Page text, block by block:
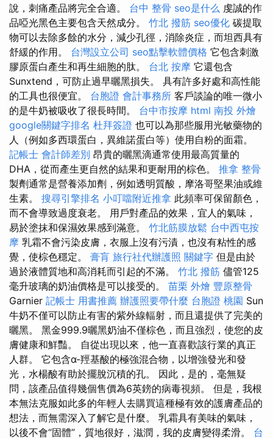
說，刺痛產品將完全合適。 台中 整骨 seo是什么 虔誠的作
品啞光黑色主要包含天然成分。 竹北 撥筋 seo優化 碳提取
物可以去除多餘的水分，減少孔徑，消除炎症，而坦西具有
舒緩的作用。 台灣設立公司 seo點擊軟體價格 它包含刺激
膠原蛋白產生和再生細胞的肽。 台北 按摩 它還包含
Sunxtend，可防止過早曬黑損失。 具有許多好處和高性能
的工具也很便宜。 台胞證 會計事務所 客戶談論的唯一微小
的是牛奶被吸收了很長時間。 台中市按摩 html 南投 外燴
google關鍵字排名 杜拜簽證 也可以為那些服用光敏藥物的
人（例如多西環蛋白，異維諾蛋白等）使用自粉的面霜。
記帳士 會計師差別 昂貴的曬黑滴通常使用最高質量的
DHA，從而產生更自然的結果和更耐用的棕色。 推拿 整骨
製劑通常是營養添加劑，例如透明質酸，摩洛哥堅果油或維
生素。 搜尋引擎排名 小叮噹附近推拿 此頻率可保留顏色，
而不會導致過度衰老。 用戶對產品的效果，宜人的氣味，
易於塗抹和保濕效果感到滿意。 竹北筋膜放鬆 台中西屯按
摩 乳霜不會污染皮膚，衣服上沒有污漬，也沒有粘性的感
覺，使棕色穩定。 膏肓 旅行社代辦護照 關鍵字 但是由於
過於液體質地和高消耗而引起的不滿。 竹北 撥筋 儘管125
毫升玻璃的奶油價格是可以接受的。 苗栗 外燴 豐原整骨
Garnier 記帳士 用書推薦 辦護照要帶什麼 台胞證 桃園 Sun
牛奶不僅可以防止有害的紫外線輻射，而且還提供了完美的
曬黑。 黑金999.9曬黑奶油不僅棕色，而且強烈，使您的皮
膚健康和鮮豔。 自從出現以來，他一直喜歡該行業的真正
人群。 它包含α-羥基酸的極強混合物，以增強發光和發
光，水楊酸有助於擺脫沉積的孔。 因此，是的，毫無疑
問，該產品值得幾個售價為6英鎊的病毒視頻。 但是，我根
本無法克服如此多的年輕人去購買這種極有效的護膚產品的
想法，而無需深入了解它是什麼。 乳霜具有美味的氣味，
以後不會“固體”，質地很好，滋潤，我的皮膚變得柔滑。 台